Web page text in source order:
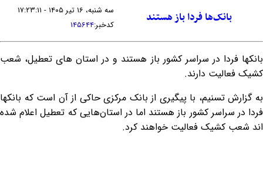
بانک‌ها فردا باز هستند
سه شنبه، ۱۶ تیر ۱۴۰۵ - ۱۷:۲۳:۱۱
کدخبر:۱۴۵۶۴۴
بانکها فردا در سراسر کشور باز هستند و در استان های تعطیل، شعب
کشیک فعالیت دارند.
به گزارش تسنیم، با پیگیری از بانک مرکزی حاکی از آن است که بانکها
فردا در سراسر کشور باز هستند اما در استان‌هایی که تعطیل اعلام شده
اند شعب کشیک فعالیت خواهند کرد.